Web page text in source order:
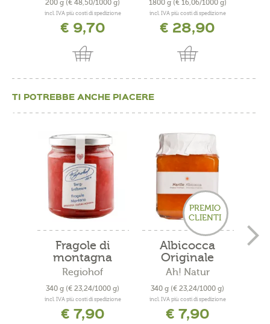
200 g (€ 48,50/1000 g)
incl. IVA più costi di spedizione
€ 9,70
1800 g (€ 16,06/1000 g)
incl. IVA più costi di spedizione
€ 28,90
TI POTREBBE ANCHE PIACERE
Fragole di
montagna
Composta
Regiohof
340 g (€ 23,24/1000 g)
incl. IVA più costi di spedizione
€ 7,90
PREMIO
CLIENTI
Albicocca
Originale
Venostana...
Ah! Natur
340 g (€ 23,24/1000 g)
incl. IVA più costi di spedizione
€ 7,90